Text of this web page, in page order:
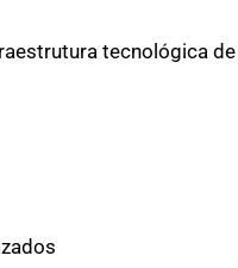
tecnológica